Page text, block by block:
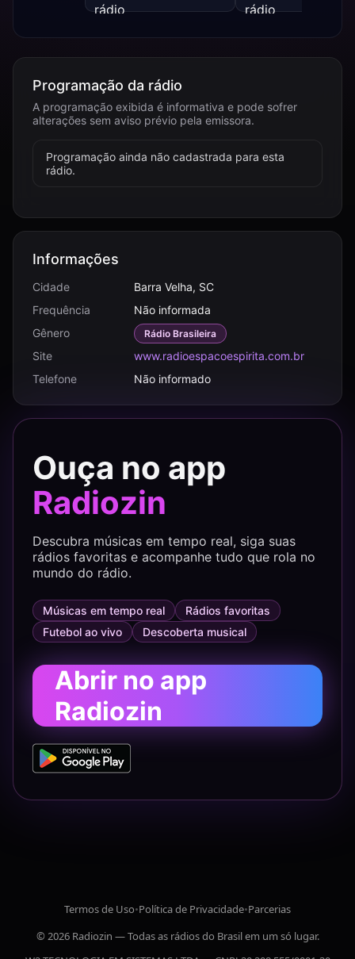
Programação da rádio
A programação exibida é informativa e pode sofrer
alterações sem aviso prévio pela emissora.
Programação ainda não cadastrada para esta
rádio.
Informações
Cidade
Barra Velha, SC
Frequência
Não informada
Gênero
Rádio Brasileira
Site
www.radioespacoespirita.com.br
Telefone
Não informado
Ouça no app
Radiozin
Descubra músicas em tempo real, siga suas
rádios favoritas e acompanhe tudo que rola no
mundo do rádio.
Músicas em tempo real
Rádios favoritas
Futebol ao vivo
Descoberta musical
Abrir no app
Radiozin
Termos de Uso•Política de Privacidade•Parcerias
© 2026 Radiozin — Todas as rádios do Brasil em um só lugar.